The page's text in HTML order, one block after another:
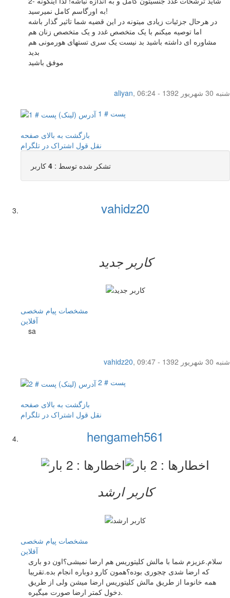
به اورگاسم کامل نمیرسید!
در هرحال جزئیات زیادی میتونه در این قضیه شما تاثیر گذار باشه
اما توصیه میکنم با یک متخصص غدد و یک متخصص زنان هم
مشاوره ای داشته باشید بد نیست یک سری تستهای هورمونی هم
بدید
موفق باشید
aliyan,
شنبه 30 شهریور 1392 - 06:24
پست # 1
بازگشت به بالای صفحه
نقل قول اشتراک در تلگرام
تشکر شده توسط : 4 کاربر
vahidz20
کاربر جدید
مشخصات پیام شخصی
آفلاين
sa
vahidz20,
شنبه 30 شهریور 1392 - 09:47
پست # 2
بازگشت به بالای صفحه
نقل قول اشتراک در تلگرام
hengameh561
کاربر ارشد
مشخصات پیام شخصی
آفلاين
سلام.عزیزم شما با مالش کلیتوریس هم ارضا نمیشی؟اون دو باری
که ارضا شدی چجوری بوده؟همون کارو دوباره انجام بده.تقریبا
همه خانوما از طریق مالش کلیتوریس ارضا میشن ولی از طریق
دخول کمتر ارضا صورت میگیره.